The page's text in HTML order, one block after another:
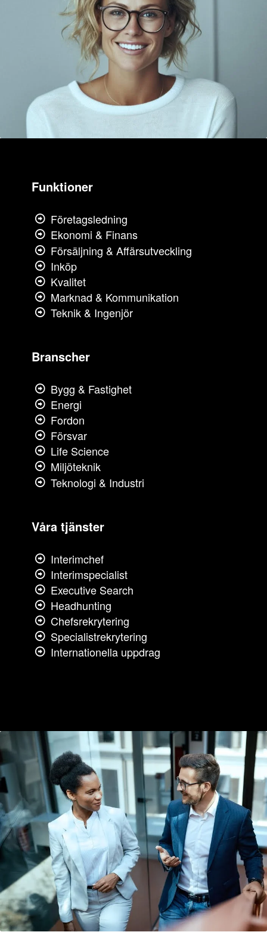
Funktioner
Företagsledning
Ekonomi & Finans
Försäljning & Affärsutveckling
Inköp
Kvalitet
Marknad & Kommunikation
Teknik & Ingenjör
Branscher
Bygg & Fastighet
Energi
Fordon
Försvar
Life Science
Miljöteknik
Teknologi & Industri
Våra tjänster
Interimchef
Interimspecialist
Executive Search
Headhunting
Chefsrekrytering
Specialistrekrytering
Internationella uppdrag